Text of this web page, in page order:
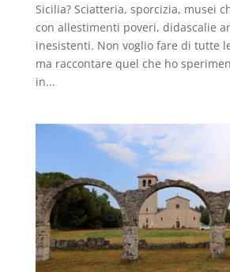
Sicilia? Sciatteria, sporcizia, musei
con allestimenti poveri, didascalie
inesistenti. Non voglio fare di tutte
ma raccontare quel che ho
in...